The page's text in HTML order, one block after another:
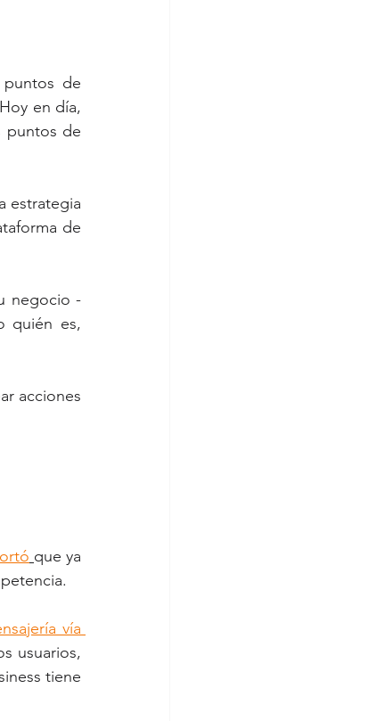
de
en día,
puntos de
estrategia
de
negocio -
quién es,
acciones
que ya
vía
usuarios,
tiene